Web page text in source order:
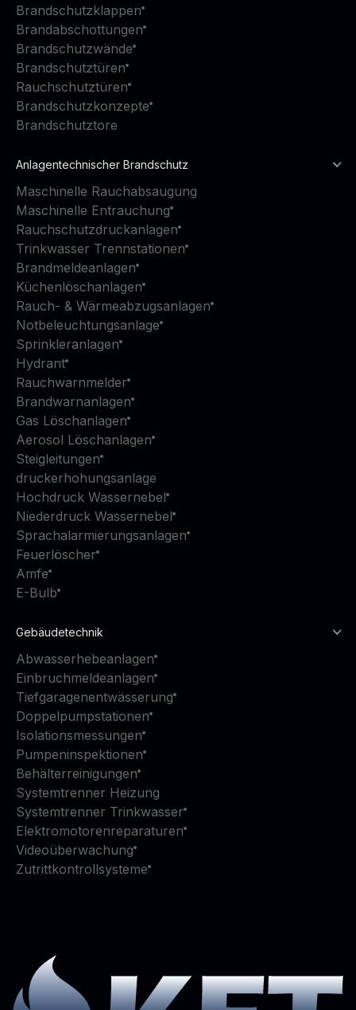
Brandschutzklappen
Brandabschottungen
Brandschutzwände
Brandschutztüren
Rauchschutztüren
Brandschutzkonzepte
Brandschutztore
Anlagentechnischer Brandschutz
Maschinelle Rauchabsaugung
Maschinelle Entrauchung
Rauchschutzdruckanlagen
Trinkwasser Trennstationen
Brandmeldeanlagen
Küchenlöschanlagen
Rauch- & Wärmeabzugsanlagen
Notbeleuchtungsanlage
Sprinkleranlagen
Hydrant
Rauchwarnmelder
Brandwarnanlagen
Gas Löschanlagen
Aerosol Löschanlagen
Steigleitungen
druckerhohungsanlage
Hochdruck Wassernebel
Niederdruck Wassernebel
Sprachalarmierungsanlagen
Feuerlöscher
Amfe
E-Bulb
Gebäudetechnik
Abwasserhebeanlagen
Einbruchmeldeanlagen
Tiefgaragenentwässerung
Doppelpumpstationen
Isolationsmessungen
Pumpeninspektionen
Behälterreinigungen
Systemtrenner Heizung
Systemtrenner Trinkwasser
Elektromotorenreparaturen
Videoüberwachung
Zutrittkontrollsysteme